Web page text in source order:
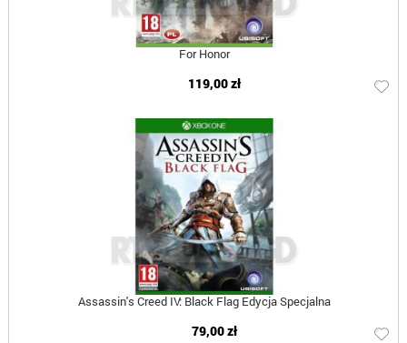
For Honor
119,00 zł
Assassin's Creed IV: Black Flag Edycja Specjalna
79,00 zł